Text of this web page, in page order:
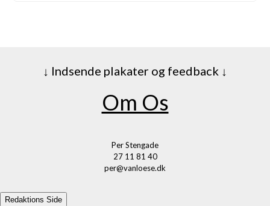
↓ Indsende plakater og feedback ↓
Om Os
Per Stengade
27 11 81 40
per@vanloese.dk
Redaktions Side